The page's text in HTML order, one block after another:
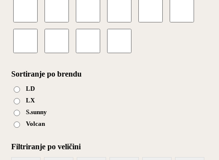
Sortiranje po brendu
LD
LX
S.sunny
Volcan
Filtriranje po veličini